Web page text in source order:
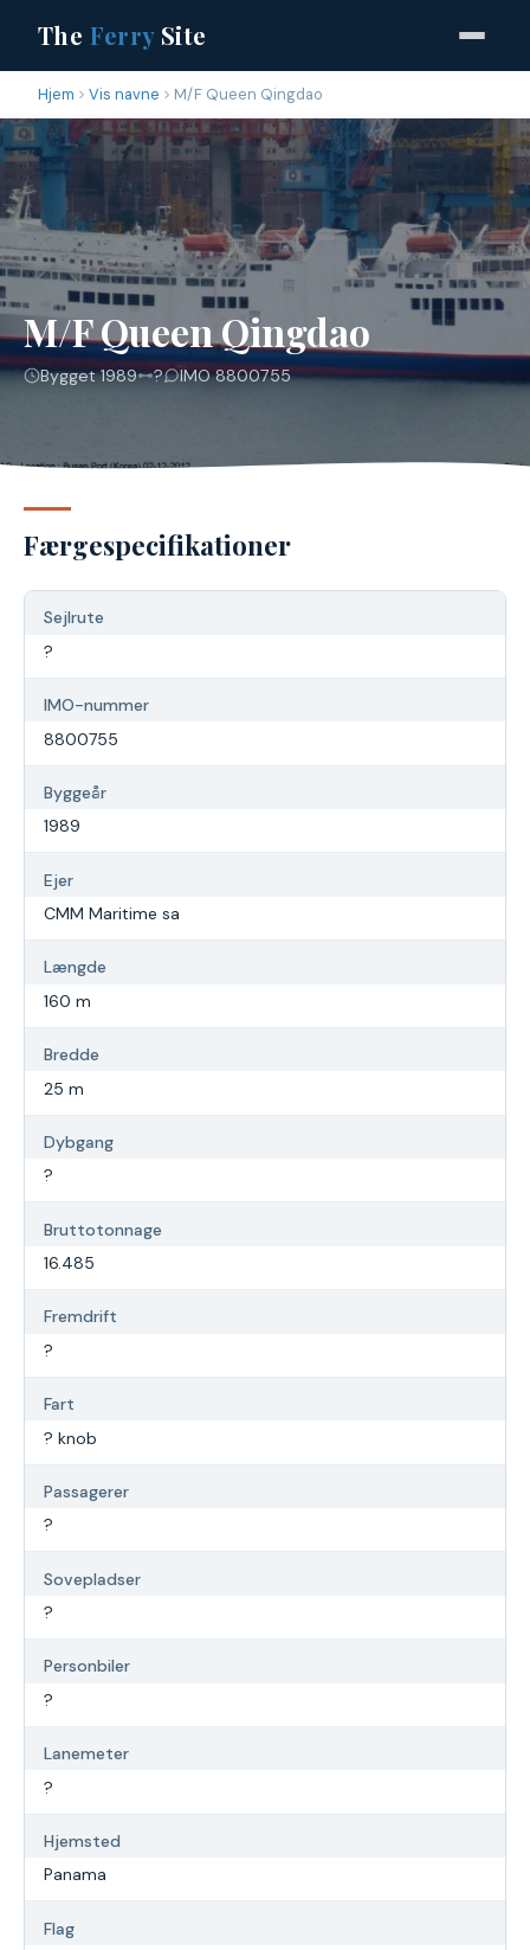
The FerrySite
Hjem Vis navne M/F Queen Qingdao
M/F Queen Qingdao
Bygget 1989 ? IMO 8800755
Færgespecifikationer
Sejlrute
?
IMO-nummer
8800755
Byggeår
1989
Ejer
CMM Maritime sa
Længde
160 m
Bredde
25 m
Dybgang
?
Bruttotonnage
16.485
Fremdrift
?
Fart
? knob
Passagerer
?
Sovepladser
?
Personbiler
?
Lanemeter
?
Hjemsted
Panama
Flag